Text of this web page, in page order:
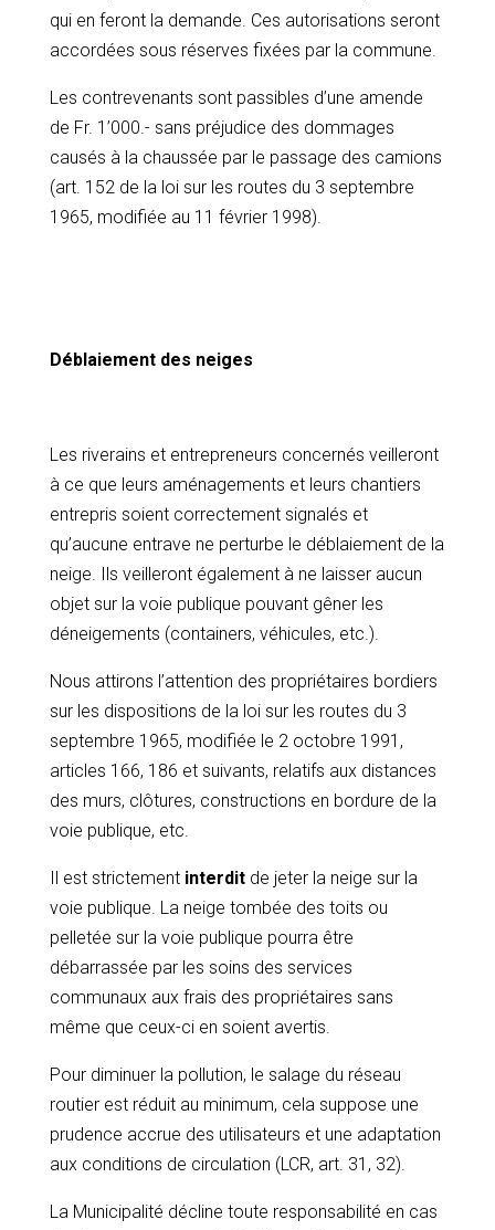
qui en feront la demande. Ces autorisations seront
accordées sous réserves fixées par la commune.
Les contrevenants sont passibles d’une amende
de Fr. 1’000.- sans préjudice des dommages
causés à la chaussée par le passage des camions
(art. 152 de la loi sur les routes du 3 septembre
1965, modifiée au 11 février 1998).
Déblaiement des neiges
Les riverains et entrepreneurs concernés veilleront
à ce que leurs aménagements et leurs chantiers
entrepris soient correctement signalés et
qu’aucune entrave ne perturbe le déblaiement de la
neige. Ils veilleront également à ne laisser aucun
objet sur la voie publique pouvant gêner les
déneigements (containers, véhicules, etc.).
Nous attirons l’attention des propriétaires bordiers
sur les dispositions de la loi sur les routes du 3
septembre 1965, modifiée le 2 octobre 1991,
articles 166, 186 et suivants, relatifs aux distances
des murs, clôtures, constructions en bordure de la
voie publique, etc.
Il est strictement interditde jeter la neige sur la
voie publique. La neige tombée des toits ou
pelletée sur la voie publique pourra être
débarrassée par les soins des services
communaux aux frais des propriétaires sans
même que ceux-ci en soient avertis.
Pour diminuer la pollution, le salage du réseau
routier est réduit au minimum, cela suppose une
prudence accrue des utilisateurs et une adaptation
aux conditions de circulation (LCR, art. 31, 32).
La Municipalité décline toute responsabilité en cas